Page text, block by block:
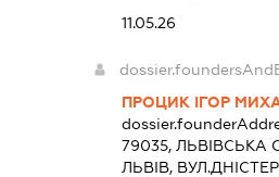
11.05.26
ПРОЦИК ІГОР
79035, ЛЬВІВСЬКА
ЛЬВІВ,